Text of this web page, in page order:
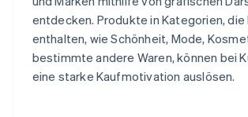
entdecken. Produkte in Kategorien, die
enthalten, wie Schönheit, Mode,
bestimmte andere Waren, können bei
eine starke Kaufmotivation auslösen.